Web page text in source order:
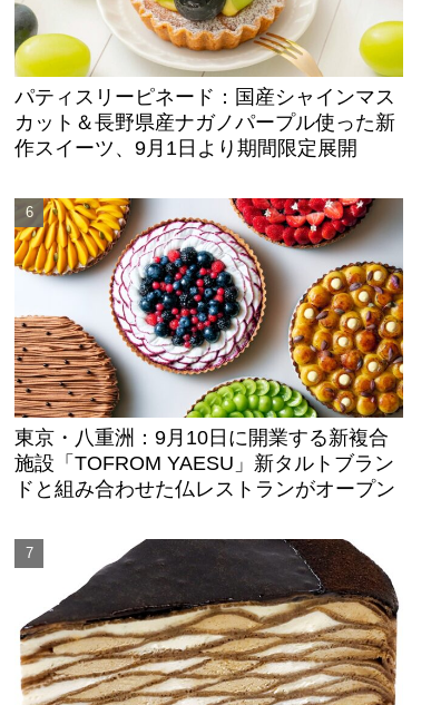
パティスリーピネード：国産シャインマス
カット＆長野県産ナガノパープル使った新
作スイーツ、9月1日より期間限定展開
東京・八重洲：9月10日に開業する新複合
施設「TOFROM YAESU」新タルトブラン
ドと組み合わせた仏レストランがオープン